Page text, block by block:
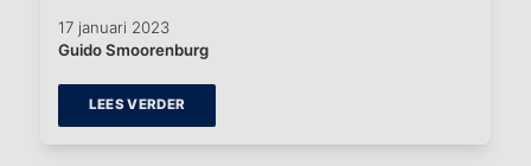
17 januari 2023
Guido Smoorenburg
LEES VERDER